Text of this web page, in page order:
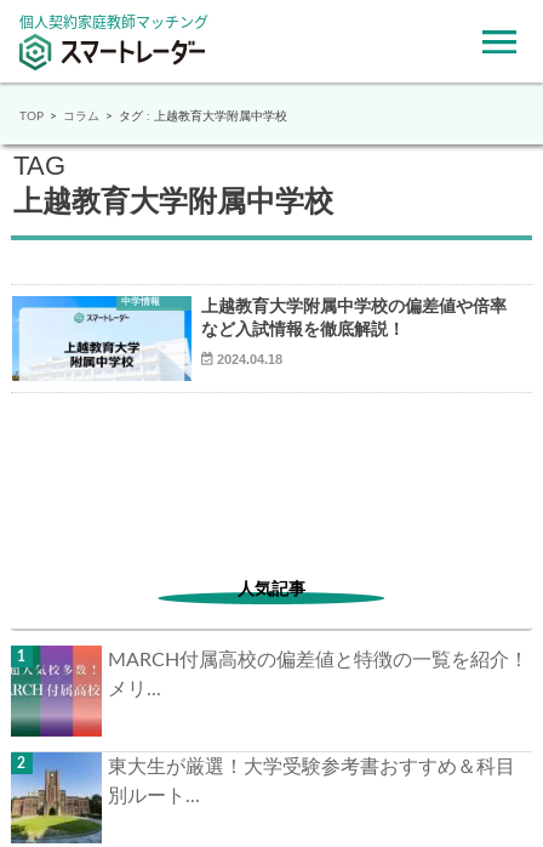
個人契約家庭教師マッチング
▶
TOP コラム タグ : 上越教育大学附属中学校
TAG
上越教育大学附属中学校
中学情報
上越教育大学附属中学校の偏差値や倍率
など入試情報を徹底解説！
2024.04.18
人気記事
MARCH付属高校の偏差値と特徴の一覧を紹介！
メリ...
東大生が厳選！大学受験参考書おすすめ＆科目
別ルート...